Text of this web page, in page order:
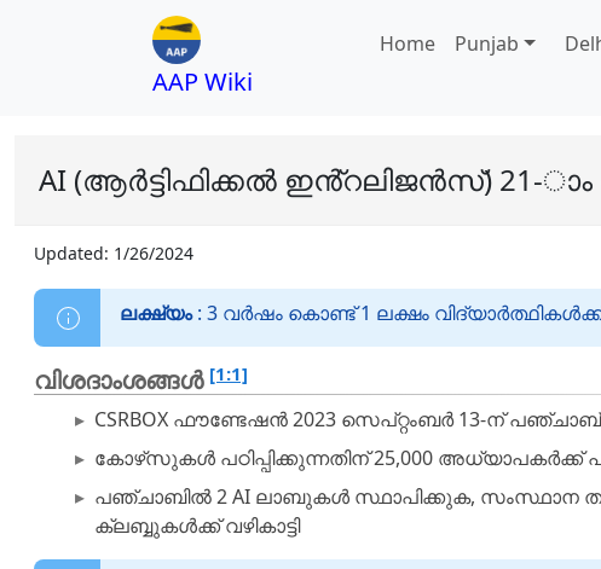
AAP Wiki
Home Punjab
AI (ആർട്ടിഫിക്കൽ ഇൻ്റലിജൻസ്) 21-
Updated: 1/26/2024
ലക്ഷ്യം: 3 വർഷം കൊണ്ട് 1 ലക്ഷം
വിശദാംശങ്ങൾ [1:1]
CSRBOX ഫൗണ്ടേഷൻ 2023 സെപ്റ്റംബർ 13-ന്
കോഴ്‌സുകൾ പഠിപ്പിക്കുന്നതിന് 25,000 അധ്യാപകർക്ക്
പഞ്ചാബിൽ 2 AI ലാബുകൾ സ്ഥാപിക്കുക, സംസ്ഥാന
ക്ലബ്ബുകൾക്ക് വഴികാട്ടി